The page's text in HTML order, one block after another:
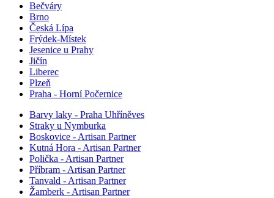
Bečváry
Brno
Česká Lípa
Frýdek-Místek
Jesenice u Prahy
Jičín
Liberec
Plzeň
Praha - Horní Počernice
Barvy laky - Praha Uhříněves
Straky u Nymburka
Boskovice - Artisan Partner
Kutná Hora - Artisan Partner
Polička - Artisan Partner
Příbram - Artisan Partner
Tanvald - Artisan Partner
Žamberk - Artisan Partner